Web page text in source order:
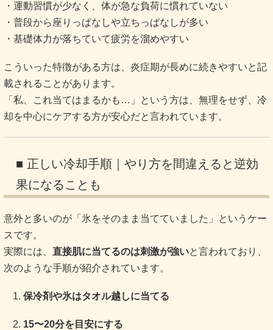
・運動習慣が少なく、体が急な負荷に慣れていない
・普段から座りっぱなしや立ちっぱなしが多い
・基礎体力が落ちていて疲労を溜めやすい
こういった特徴がある方は、炎症期が長めに続きやすいと記
載されることがあります。
「私、これ当てはまるかも…」という方は、無理をせず、冷
却を中心にケアする方が安心だと言われています。
■ 正しい冷却手順｜やり方を間違えると逆効
果になることも
意外と多いのが「氷をそのまま当てていました」というケー
スです。
実際には、 直接肌に当てるのは刺激が強いと言われており、
次のような手順が紹介されています。
保冷剤や氷はタオル越しに当てる
15〜20分を目安にする